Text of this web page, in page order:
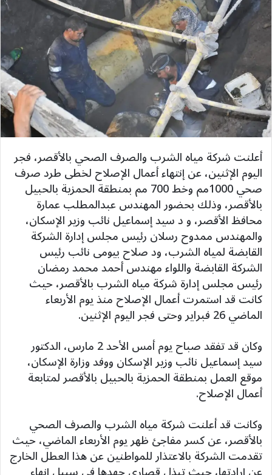
أعلنت شركة مياه الشرب والصرف الصحي بالأقصر، فجر
اليوم الإثنين، عن إنتهاء أعمال الإصلاح لخطى طرد صرف
صحي 1000مم وخط 700 مم بمنطقة الحمزية بالحبيل
بالأقصر، وذلك بحضور المهندس عبدالمطلب عمارة
محافظ الأقصر، و د سيد إسماعيل نائب وزير الإسكان،
والمهندس ممدوح رسلان رئيس مجلس إدارة الشركة
القابضة لمياه الشرب، ود صلاح بيومى نائب رئيس
الشركة القابضة واللواء مهندس أحمد محمد رمضان
رئيس مجلس إدارة شركة مياه الشرب بالأقصر، حيث
كانت قد استمرت أعمال الإصلاح منذ يوم الأربعاء
الماضي 26 فبراير وحتى فجر اليوم الإثنين.
وكان قد تفقد صباح يوم أمس الأحد 2 مارس، الدكتور
سيد إسماعيل نائب وزير الإسكان ووفد وزارة الإسكان،
موقع العمل بمنطقة الحمزية بالحبيل بالأقصر لمتابعة
أعمال الإصلاح.
وكانت قد أعلنت شركة مياه الشرب والصرف الصحي
بالأقصر، عن كسر مفاجئ ظهر يوم الأربعاء الماضي، حيث
تقدمت الشركة بالاعتذار للمواطنين عن هذا العطل الخارج